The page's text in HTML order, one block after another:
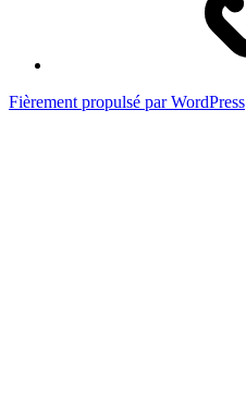
Fièrement propulsé par WordPress